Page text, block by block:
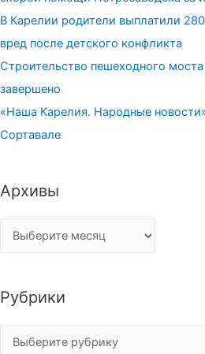
В Карелии родители выплатили
вред после детского конфликта
Строительство пешеходного
завершено
«Наша Карелия. Народные
Сортавале
Архивы
Архивы
Рубрики
Рубрики